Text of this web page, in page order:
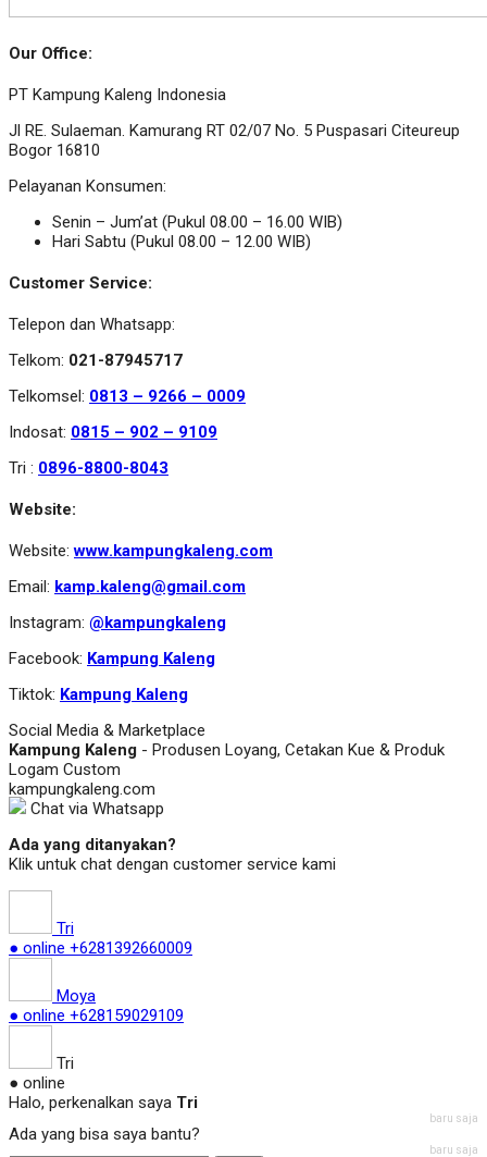
Our Office:
PT Kampung Kaleng Indonesia
Jl RE. Sulaeman. Kamurang RT 02/07 No. 5 Puspasari Citeureup
Bogor 16810
Pelayanan Konsumen:
Senin – Jum’at (Pukul 08.00 – 16.00 WIB)
Hari Sabtu (Pukul 08.00 – 12.00 WIB)
Customer Service:
Telepon dan Whatsapp:
Telkom: 021-87945717
Telkomsel: 0813 – 9266 – 0009
Indosat: 0815 – 902 – 9109
Tri : 0896-8800-8043
Website:
Website:www.kampungkaleng.com
Email: kamp.kaleng@gmail.com
Instagram: @kampungkaleng
Facebook: Kampung Kaleng
Tiktok: Kampung Kaleng
Social Media & Marketplace
Kampung Kaleng - Produsen Loyang, Cetakan Kue & Produk
Logam Custom
kampungkaleng.com
Chat via Whatsapp
Ada yang ditanyakan?
Klik untuk chat dengan customer service kami
Tri
● online +6281392660009
Moya
● online +628159029109
Tri
● online
Halo, perkenalkan saya Tri
baru saja
Ada yang bisa saya bantu?
baru saja